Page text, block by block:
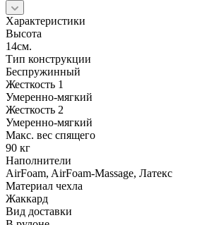
Характеристики
Высота
14см.
Тип конструкции
Беспружинный
Жесткость 1
Умеренно-мягкий
Жесткость 2
Умеренно-мягкий
Макс. вес спящего
90 кг
Наполнители
AirFoam, AirFoam-Massage, Латекс
Материал чехла
Жаккард
Вид доставки